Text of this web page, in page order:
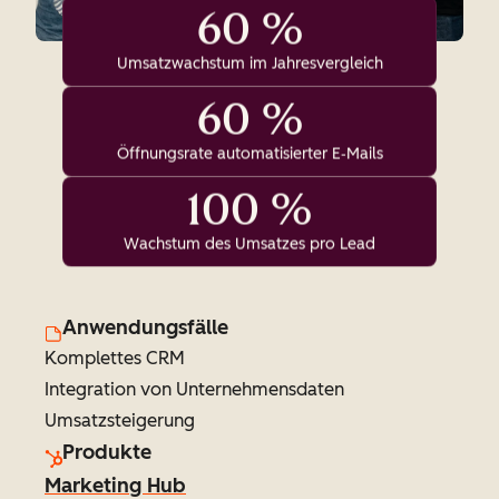
60 %
Umsatzwachstum im Jahresvergleich
60 %
Öffnungsrate automatisierter E‑Mails
100 %
Wachstum des Umsatzes pro Lead
Anwendungsfälle
Komplettes CRM
Integration von Unternehmensdaten
Umsatzsteigerung
Produkte
Marketing Hub